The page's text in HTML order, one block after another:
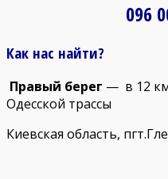
096
Как нас найти?
Правый берег — в 12
Одесской трассы
Киевская область,